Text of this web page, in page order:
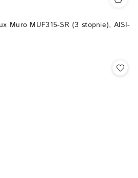
Muro MUF315-SR (3 stopnie), AISI-